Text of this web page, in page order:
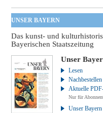
UNSER BAYERN
Das kunst- und
Bayerischen Staatszeitung
Unser
Lesen
Nachbestellen
Aktuelle
Nur für
Unser